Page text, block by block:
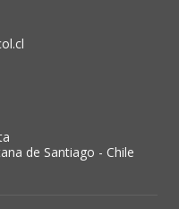
de Santiago - Chile